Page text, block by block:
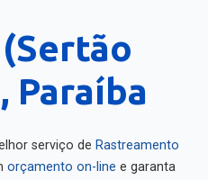
Paraíba
serviço de Rastreamento
orçamento on-line e garanta